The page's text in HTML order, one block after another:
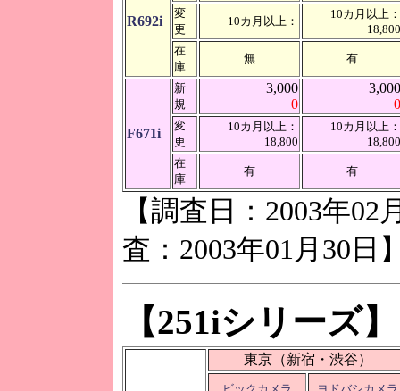
R692i
変
更
10カ月以上：
10カ月以上：
18,800
在
庫
無 有
F671i
新
規
3,000
0
3,000
0
変
更
10カ月以上：
18,800
10カ月以上：
18,800
在
庫
有 有
【調査日：2003年02
査：2003年01月30日
【251iシリーズ】
東京（新宿・渋谷）